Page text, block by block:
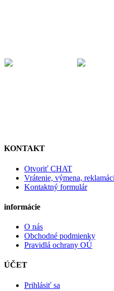
KONTAKT
Otvoriť CHAT
Vrátenie, výmena,
Kontaktný formulár
informácie
O nás
Obchodné podmienky
Pravidlá ochrany OÚ
ÚČET
Prihlásiť sa